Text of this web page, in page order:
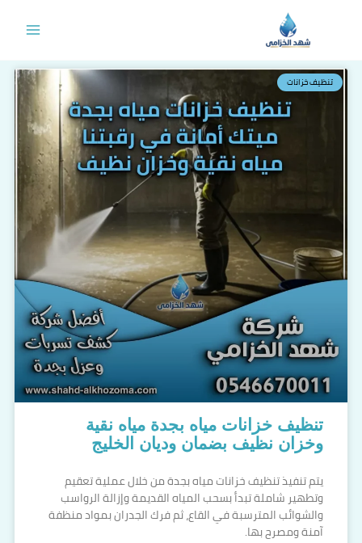
تنظيف خزانات
تنظيف خزانات مياه بجدة مياه نقية
وخزان نظيف بضمان وديان الخليج
يتم تنفيذ تنظيف خزانات مياه بجدة من خلال عملية تعقيم
وتطهير شاملة تبدأ بسحب المياه القديمة وإزالة الرواسب
والشوائب المترسبة في القاع، ثم فرك الجدران بمواد منظفة
آمنة ومصرح بها.